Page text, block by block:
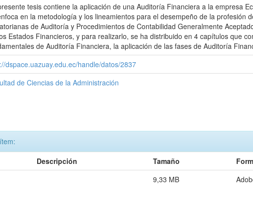
tesis contiene la aplicación de una Auditoría Financiera a la empresa
en la metodología y los lineamientos para el desempeño de la
de Auditoría y Procedimientos de Contabilidad Generalmente
Estados Financieros, y para realizarlo, se ha distribuido en 4 capítulos que
de Auditoría Financiera, la aplicación de las fases de Auditoría
dspace.uazuay.edu.ec/handle/datos/2837
de Ciencias de la Administración
Descripción Tamaño
9,33 MB